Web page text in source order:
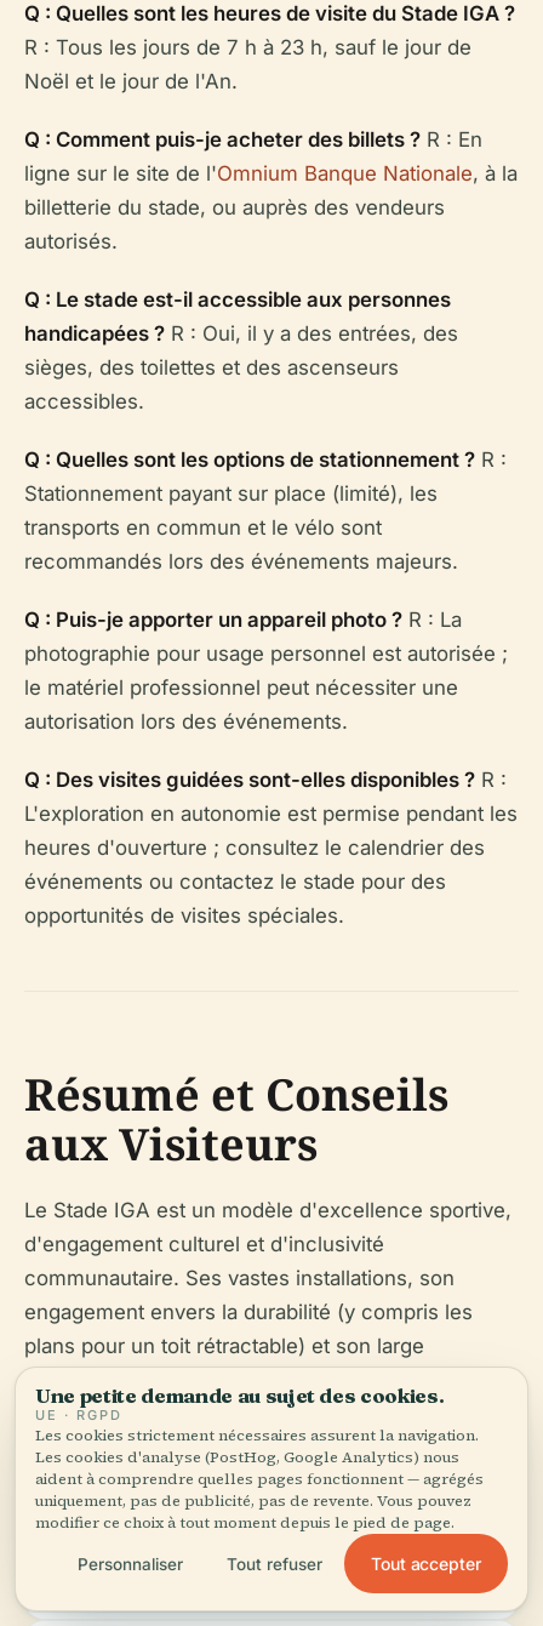
Q : Quelles sont les heures de visite du Stade IGA ?
R : Tous les jours de 7 h à 23 h, sauf le jour de
Noël et le jour de l'An.
Q : Comment puis-je acheter des billets ? R : En
ligne sur le site de l'Omnium Banque Nationale, à la
billetterie du stade, ou auprès des vendeurs
autorisés.
Q : Le stade est-il accessible aux personnes
handicapées ? R : Oui, il y a des entrées, des
sièges, des toilettes et des ascenseurs
accessibles.
Q : Quelles sont les options de stationnement ? R :
Stationnement payant sur place (limité), les
transports en commun et le vélo sont
recommandés lors des événements majeurs.
Q : Puis-je apporter un appareil photo ? R : La
photographie pour usage personnel est autorisée ;
le matériel professionnel peut nécessiter une
autorisation lors des événements.
Q : Des visites guidées sont-elles disponibles ? R :
L'exploration en autonomie est permise pendant les
heures d'ouverture ; consultez le calendrier des
événements ou contactez le stade pour des
opportunités de visites spéciales.
Résumé et Conseils
aux Visiteurs
Le Stade IGA est un modèle d'excellence sportive,
d'engagement culturel et d'inclusivité
communautaire. Ses vastes installations, son
engagement envers la durabilité (y compris les
plans pour un toit rétractable) et son large
incontournable.
Conseils aux Visiteurs :
Consultez les calendriers des événements et les
Une petite demande au sujet des cookies.
UE · RGPD
Les cookies strictement nécessaires assurent la navigation.
Les cookies d'analyse (PostHog, Google Analytics) nous
aident à comprendre quelles pages fonctionnent — agrégés
uniquement, pas de publicité, pas de revente. Vous pouvez
modifier ce choix à tout moment depuis le pied de page.
Personnaliser Tout refuser Tout accepter